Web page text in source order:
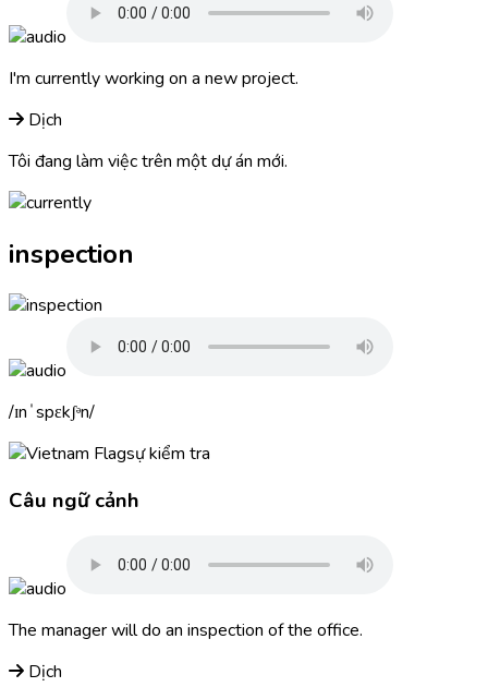
I'm currentlyworking on a new project.
Dịch
Tôi đang làm việc trên một dự án mới.
inspection
ɪnˈspɛkʃᵊn
sự kiểm tra
Câu ngữ cảnh
The manager will do an inspection of the office.
Dịch